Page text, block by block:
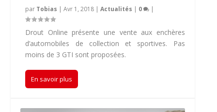
par Tobias |Avr 1, 2018 |Actualités | 0 |
Drout Online présente une vente aux enchères
d’automobiles de collection et sportives. Pas
moins de 3 GTI sont proposées.
En savoir plus